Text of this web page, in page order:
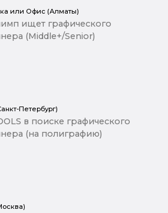
или Офис (Алматы)
ищет графического
(Middle+/Senior)
Петербург)
в поиске графического
(на полиграфию)